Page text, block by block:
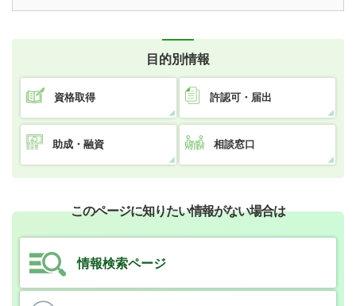
目的別情報
資格取得 許認可・届出
助成・融資 相談窓口
このページに知りたい情報がない場合は
情報検索ページ